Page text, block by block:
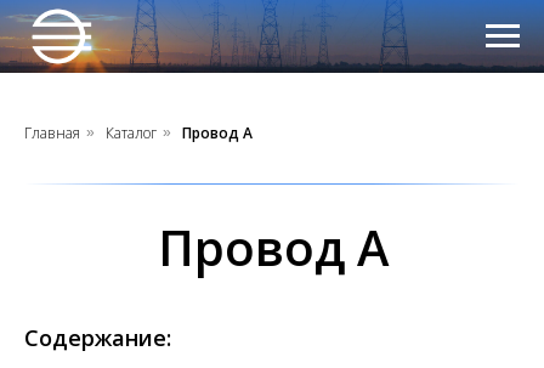
Главная » Каталог » Провод А
Провод А
Содержание: